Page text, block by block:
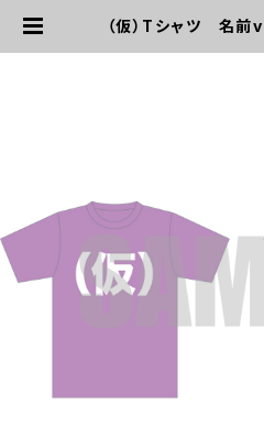
（仮）Tシャツ 名前